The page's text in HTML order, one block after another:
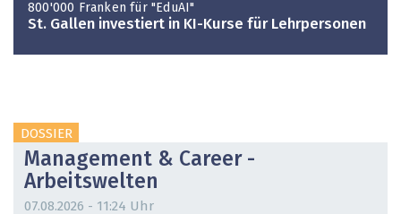
800'000 Franken für "EduAI"
St. Gallen investiert in KI-Kurse für Lehrpersonen
DOSSIER
Management & Career -
Arbeitswelten
07.08.2026 - 11:24 Uhr